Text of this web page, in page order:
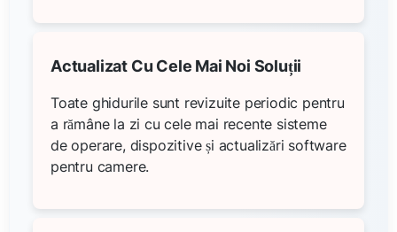
Actualizat Cu Cele Mai Noi Soluții
Toate ghidurile sunt revizuite periodic pentru
a rămâne la zi cu cele mai recente sisteme
de operare, dispozitive și actualizări software
pentru camere.